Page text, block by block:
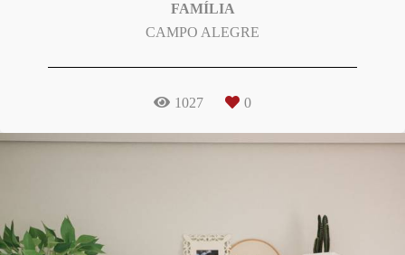
FAMÍLIA
CAMPO ALEGRE
1027 0